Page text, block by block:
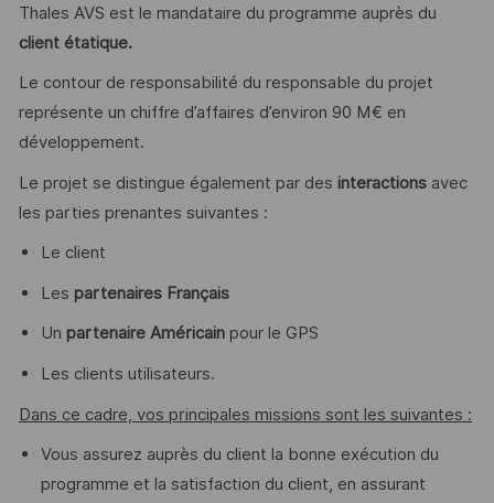
Thales AVS est le mandataire du programme auprès du
client étatique.
Le contour de responsabilité du responsable du projet
représente un chiffre d’affaires d’environ 90 M€ en
développement.
Le projet se distingue également par des interactionsavec
les parties prenantes suivantes :
Le client
Les partenaires Français
Un partenaire Américainpour le GPS
Les clients utilisateurs.
Dans ce cadre, vos principales missions sont les suivantes :
Vous assurez auprès du client la bonne exécution du
programme et la satisfaction du client, en assurant